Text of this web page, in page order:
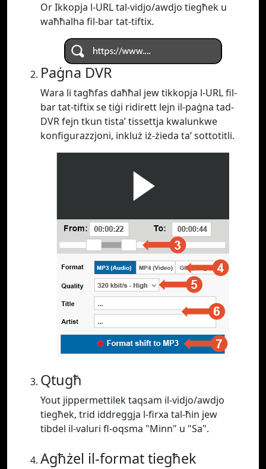
Or Ikkopja l-URL tal-vidjo/awdjo tiegħek u
waħħalha fil-bar tat-tiftix.
Paġna DVR
Wara li tagħfas daħħal jew tikkopja l-URL fil-
bar tat-tiftix se tiġi ridirett lejn il-paġna tad-
DVR fejn tkun tista’ tissettja kwalunkwe
konfigurazzjoni, inkluż iż-żieda ta’ sottotitli.
Qtugħ
Yout jippermettilek taqsam il-vidjo/awdjo
tiegħek, trid iddreggja l-firxa tal-ħin jew
tibdel il-valuri fl-oqsma "Minn" u "Sa".
Agħżel il-format tiegħek